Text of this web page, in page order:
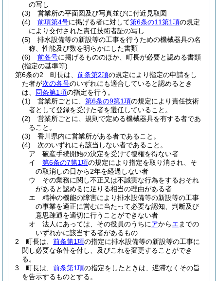
の写し
(3)
営業所の平面図及び写真並びに付近見取図
(4)
前項第4号に掲げる者に対して第6条の11第1項の規定
により交付された責任技術者証の写し
(5)
排水設備等の新設等の工事を行うための機械器具の名
称、性能及び数を明らかにした書類
(6)
前各号に掲げるもののほか、町長が必要と認める書類
(指定の基準等)
第6条の2
町長は、 前条第2項の規定により指定の申請をし
た者が次の各号のいずれにも適合していると認めるとき
は、 同条第1項の指定を行う。
(1)
営業所ごとに、 第6条の9第1項の規定により責任技術
者として登録を受けた者を選任していること。
(2)
営業所ごとに、規則で定める機械器具を有する者であ
ること。
(3)
香川県内に営業所がある者であること。
(4)
次のいずれにも該当しない者であること。
ア
破産手続開始の決定を受けて復権を得ない者
イ
第6条の7第1項の規定により指定を取り消され、そ
の取消しの日から2年を経過しない者
ウ
その業務に関し不正又は不誠実な行為をするおそれ
があると認めるに足りる相当の理由がある者
エ
精神の機能の障害により排水設備等の新設等の工事
の事業を適正に営むに当たって必要な認知、判断及び
意思疎通を適切に行うことができない者
オ
法人にあっては、その役員のうちにアからエ までの
いずれかに該当する者があるもの
2
町長は、 前条第1項の指定に排水設備等の新設等の工事に
関し必要な条件を付し、及びこれを変更することができ
る。
3
町長は、 前条第1項の指定をしたときは、遅滞なくその旨
を告示するものとする。